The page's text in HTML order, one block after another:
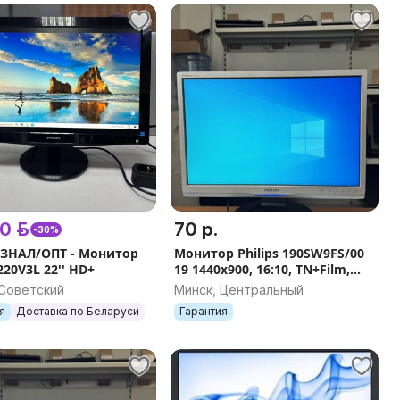
р. -30%
ОПТ - Монитор
22'' HD+
Доставка по Беларуси
70 р.
Монитор Philips 190SW9FS/00
19 1440x900, 16:10, TN+Film,
яркость 300 нит, DVI+D-Sub
(VGA)
Минск, Центральный
Гарантия